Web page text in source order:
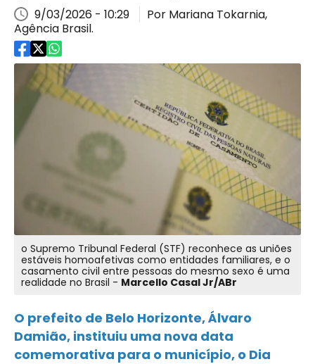
9/03/2026 - 10:29
Por Mariana Tokarnia,
Agência Brasil.
o Supremo Tribunal Federal (STF) reconhece as uniões
estáveis homoafetivas como entidades familiares, e o
casamento civil entre pessoas do mesmo sexo é uma
realidade no Brasil - Marcello Casal Jr/ABr
O prefeito de Belo Horizonte, Álvaro
Damião, instituiu uma nova data
comemorativa para o município, o Dia